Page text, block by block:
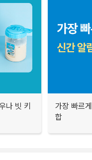
나 빗 키
가장 빠르
합